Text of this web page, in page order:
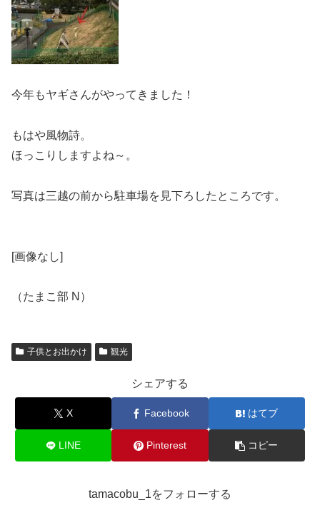
今年もヤギさんがやってきました！
もはや風物詩。
ほっこりしますよね～。
写真は三越の前から駐車場を見下ろしたところです。
[画像なし]
（たまこ部 N）
子供とお出かけ 観光
シェアする
X Facebook はてブ
LINE Pinterest コピー
tamacobu_1をフォローする